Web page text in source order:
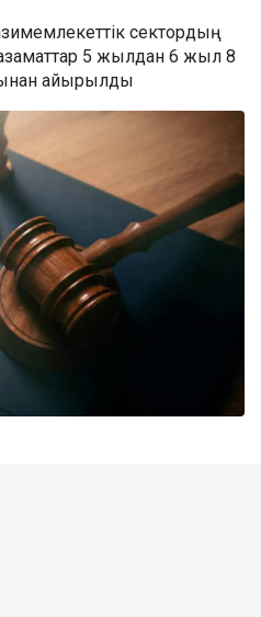
сектордың
5 жылдан 6 жыл 8
айырылды